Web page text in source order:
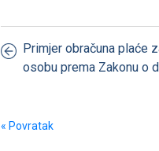
Primjer obračuna plaće
osobu prema Zakonu o
« Povratak